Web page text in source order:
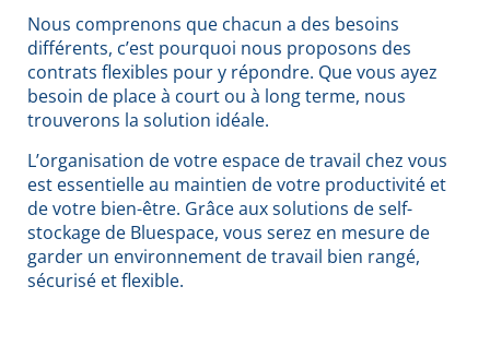
Nous comprenons que chacun a des besoins
différents, c’est pourquoi nous proposons des
contrats flexibles pour y répondre. Que vous ayez
besoin de place à court ou à long terme, nous
trouverons la solution idéale.
L’organisation de votre espace de travail chez vous
est essentielle au maintien de votre productivité et
de votre bien-être. Grâce aux solutions de self-
stockage de Bluespace, vous serez en mesure de
garder un environnement de travail bien rangé,
sécurisé et flexible.